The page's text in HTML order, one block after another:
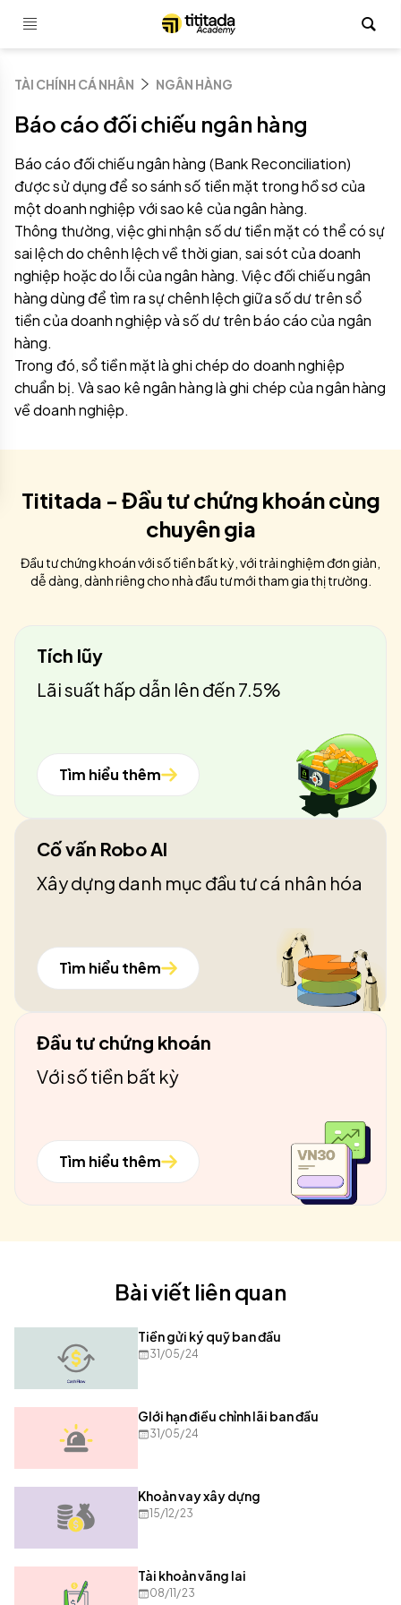
TÀI CHÍNH CÁ NHÂN NGÂN HÀNG
Báo cáo đối chiếu ngân hàng
Báo cáo đối chiếu ngân hàng (Bank Reconciliation)
được sử dụng để so sánh số tiền mặt trong hồ sơ của
một doanh nghiệp với sao kê của ngân hàng.
Thông thường, việc ghi nhận số dư tiền mặt có thể có sự
sai lệch do chênh lệch về thời gian, sai sót của doanh
nghiệp hoặc do lỗi của ngân hàng. Việc đối chiếu ngân
hàng dùng để tìm ra sự chênh lệch giữa số dư trên sổ
tiền của doanh nghiệp và số dư trên báo cáo của ngân
hàng.
Trong đó, sổ tiền mặt là ghi chép do doanh nghiệp
chuẩn bị. Và sao kê ngân hàng là ghi chép của ngân hàng
về doanh nghiệp.
Tititada - Đầu tư chứng khoán cùng
chuyên gia
Đầu tư chứng khoán với số tiền bất kỳ, với trải nghiệm đơn giản,
dễ dàng, dành riêng cho nhà đầu tư mới tham gia thị trường.
Tích lũy
Lãi suất hấp dẫn lên đến 7.5%
Tìm hiểu thêm
Cố vấn Robo AI
Xây dựng danh mục đầu tư cá nhân hóa
Tìm hiểu thêm
Đầu tư chứng khoán
Với số tiền bất kỳ
Tìm hiểu thêm
Bài viết liên quan
Tiền gửi ký quỹ ban đầu
31/05/24
GIới hạn điều chỉnh lãi ban đầu
31/05/24
Khoản vay xây dựng
15/12/23
Tài khoản vãng lai
08/11/23